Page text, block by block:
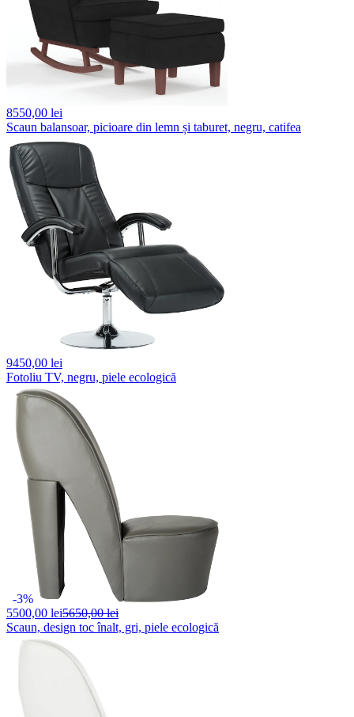
8550,00 lei
Scaun balansoar, picioare din lemn și taburet, negru, catifea
9450,00 lei
Fotoliu TV, negru, piele ecologică
-3%
5500,00 lei5650,00 lei
Scaun, design toc înalt, gri, piele ecologică